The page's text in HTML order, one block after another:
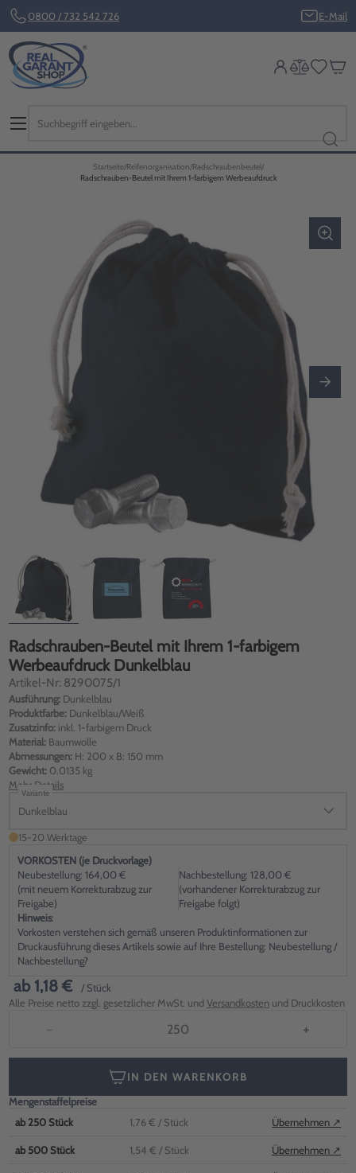
0800 / 732 542 726 E-Mail
Startseite Reifenorganisation Radschraubenbeutel
Radschrauben-Beutel mit Ihrem 1-farbigem Werbeaufdruck
Radschrauben-Beutel mit Ihrem 1-farbigem
Werbeaufdruck Dunkelblau
Artikel-Nr: 8290075/1
Ausführung: Dunkelblau
Produktfarbe: Dunkelblau/Weiß
Zusatzinfo: inkl. 1-farbigem Druck
Material: Baumwolle
Abmessungen: H: 200 x B: 150 mm
Gewicht: 0.0135 kg
Mehr Details
Variante
Dunkelblau
15-20 Werktage
VORKOSTEN (je Druckvorlage)
Neubestellung: 164,00 €
(mit neuem Korrekturabzug zur
Freigabe)
Nachbestellung: 128,00 €
(vorhandener Korrekturabzug zur
Freigabe folgt)
Hinweis:
Vorkosten verstehen sich gemäß unseren Produktinformationen zur
Druckausführung dieses Artikels sowie auf Ihre Bestellung: Neubestellung /
Nachbestellung?
ab 1,18 €
/ Stück
Alle Preise netto zzgl. gesetzlicher MwSt. und Versandkosten und Druckkosten
− +
IN DEN WARENKORB
Mengenstaffelpreise
ab 250 Stück 1,76 € / Stück Übernehmen ↗
ab 500 Stück 1,54 € / Stück Übernehmen ↗